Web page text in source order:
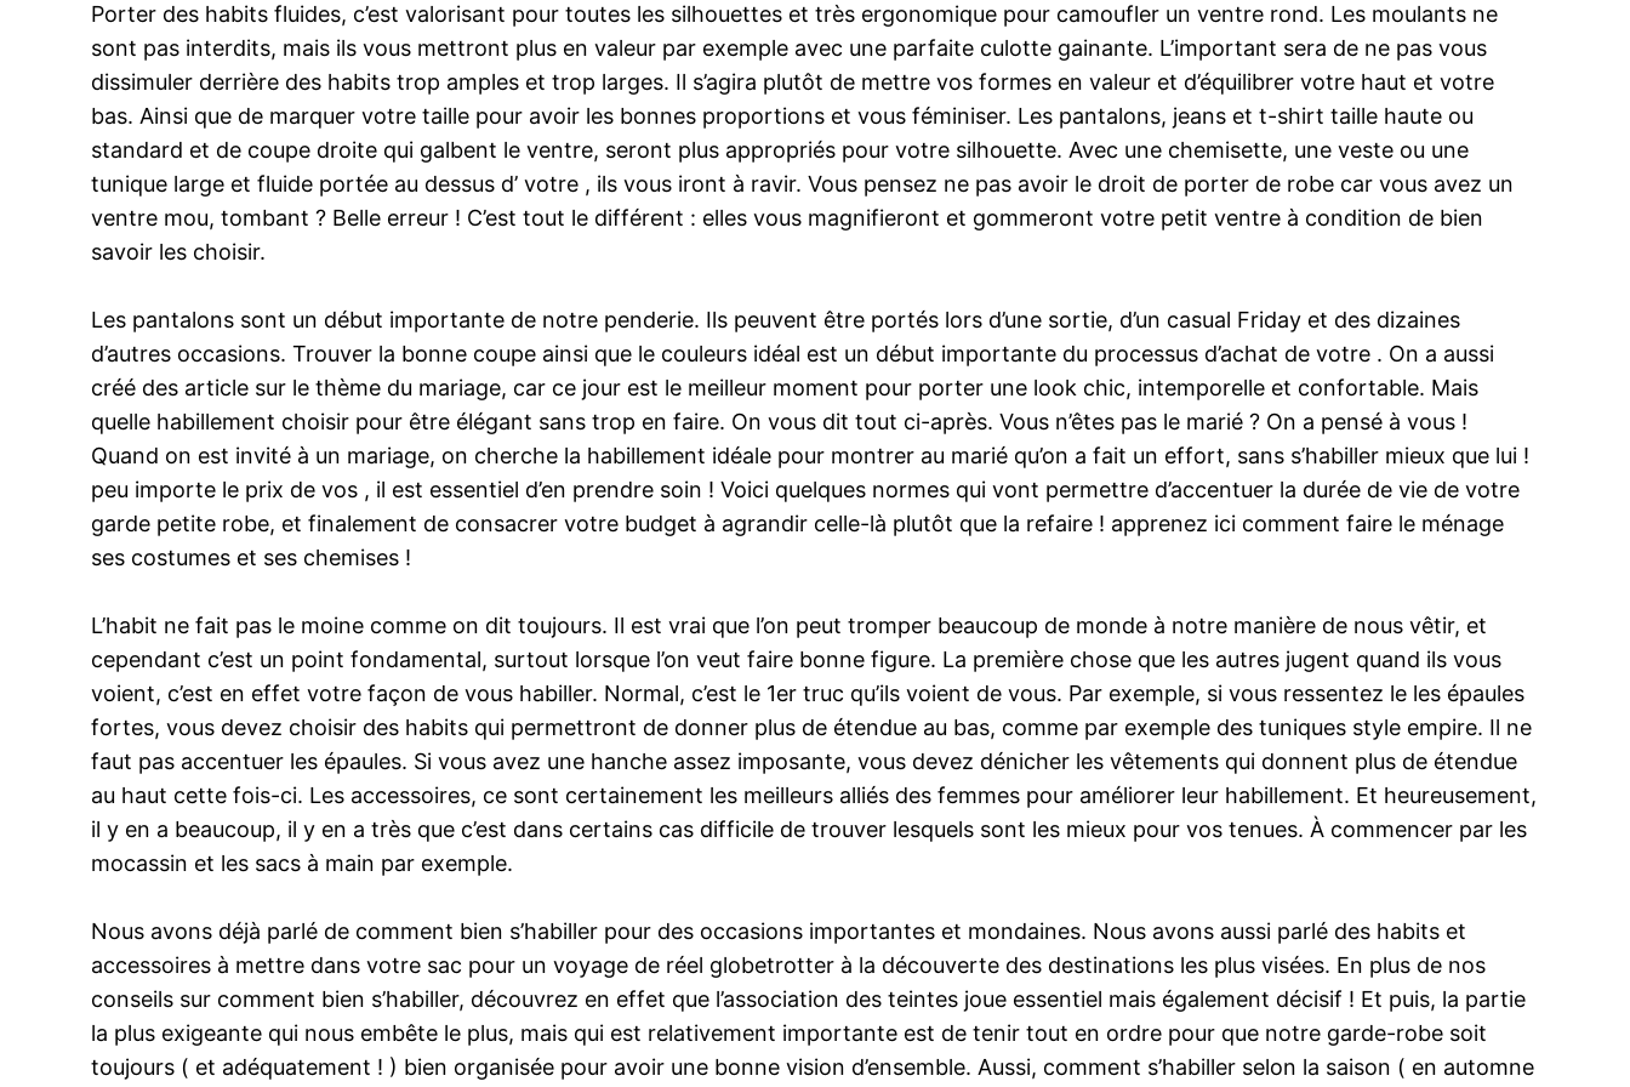
Porter des habits fluides, c’est valorisant pour toutes les silhouettes et très ergonomique pour camoufler un ventre rond. Les moulants ne
sont pas interdits, mais ils vous mettront plus en valeur par exemple avec une parfaite culotte gainante. L’important sera de ne pas vous
dissimuler derrière des habits trop amples et trop larges. Il s’agira plutôt de mettre vos formes en valeur et d’équilibrer votre haut et votre
bas. Ainsi que de marquer votre taille pour avoir les bonnes proportions et vous féminiser. Les pantalons, jeans et t-shirt taille haute ou
standard et de coupe droite qui galbent le ventre, seront plus appropriés pour votre silhouette. Avec une chemisette, une veste ou une
tunique large et fluide portée au dessus d’ votre , ils vous iront à ravir. Vous pensez ne pas avoir le droit de porter de robe car vous avez un
ventre mou, tombant ? Belle erreur ! C’est tout le différent : elles vous magnifieront et gommeront votre petit ventre à condition de bien
savoir les choisir.
Les pantalons sont un début importante de notre penderie. Ils peuvent être portés lors d’une sortie, d’un casual Friday et des dizaines
d’autres occasions. Trouver la bonne coupe ainsi que le couleurs idéal est un début importante du processus d’achat de votre . On a aussi
créé des article sur le thème du mariage, car ce jour est le meilleur moment pour porter une look chic, intemporelle et confortable. Mais
quelle habillement choisir pour être élégant sans trop en faire. On vous dit tout ci-après. Vous n’êtes pas le marié ? On a pensé à vous !
Quand on est invité à un mariage, on cherche la habillement idéale pour montrer au marié qu’on a fait un effort, sans s’habiller mieux que lui !
peu importe le prix de vos , il est essentiel d’en prendre soin ! Voici quelques normes qui vont permettre d’accentuer la durée de vie de votre
garde petite robe, et finalement de consacrer votre budget à agrandir celle-là plutôt que la refaire ! apprenez ici comment faire le ménage
ses costumes et ses chemises !
L’habit ne fait pas le moine comme on dit toujours. Il est vrai que l’on peut tromper beaucoup de monde à notre manière de nous vêtir, et
cependant c’est un point fondamental, surtout lorsque l’on veut faire bonne figure. La première chose que les autres jugent quand ils vous
voient, c’est en effet votre façon de vous habiller. Normal, c’est le 1er truc qu’ils voient de vous. Par exemple, si vous ressentez le les épaules
fortes, vous devez choisir des habits qui permettront de donner plus de étendue au bas, comme par exemple des tuniques style empire. Il ne
faut pas accentuer les épaules. Si vous avez une hanche assez imposante, vous devez dénicher les vêtements qui donnent plus de étendue
au haut cette fois-ci. Les accessoires, ce sont certainement les meilleurs alliés des femmes pour améliorer leur habillement. Et heureusement,
il y en a beaucoup, il y en a très que c’est dans certains cas difficile de trouver lesquels sont les mieux pour vos tenues. À commencer par les
mocassin et les sacs à main par exemple.
Nous avons déjà parlé de comment bien s’habiller pour des occasions importantes et mondaines. Nous avons aussi parlé des habits et
accessoires à mettre dans votre sac pour un voyage de réel globetrotter à la découverte des destinations les plus visées. En plus de nos
conseils sur comment bien s’habiller, découvrez en effet que l’association des teintes joue essentiel mais également décisif ! Et puis, la partie
la plus exigeante qui nous embête le plus, mais qui est relativement importante est de tenir tout en ordre pour que notre garde-robe soit
toujours ( et adéquatement ! ) bien organisée pour avoir une bonne vision d’ensemble. Aussi, comment s’habiller selon la saison ( en automne